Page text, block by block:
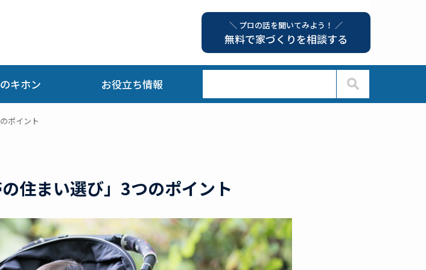
＼ プロの話を聞いてみよう！ ／
無料で家づくりを相談する
キホン お役立ち情報
ポイント
住まい選び」3つのポイント